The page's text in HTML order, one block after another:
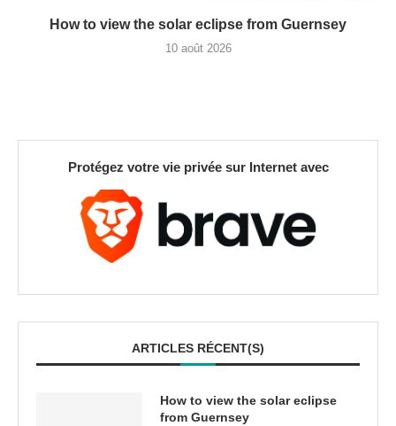
How to view the solar eclipse from Guernsey
10 août 2026
Protégez votre vie privée sur Internet avec
ARTICLES RÉCENT(S)
How to view the solar eclipse
from Guernsey